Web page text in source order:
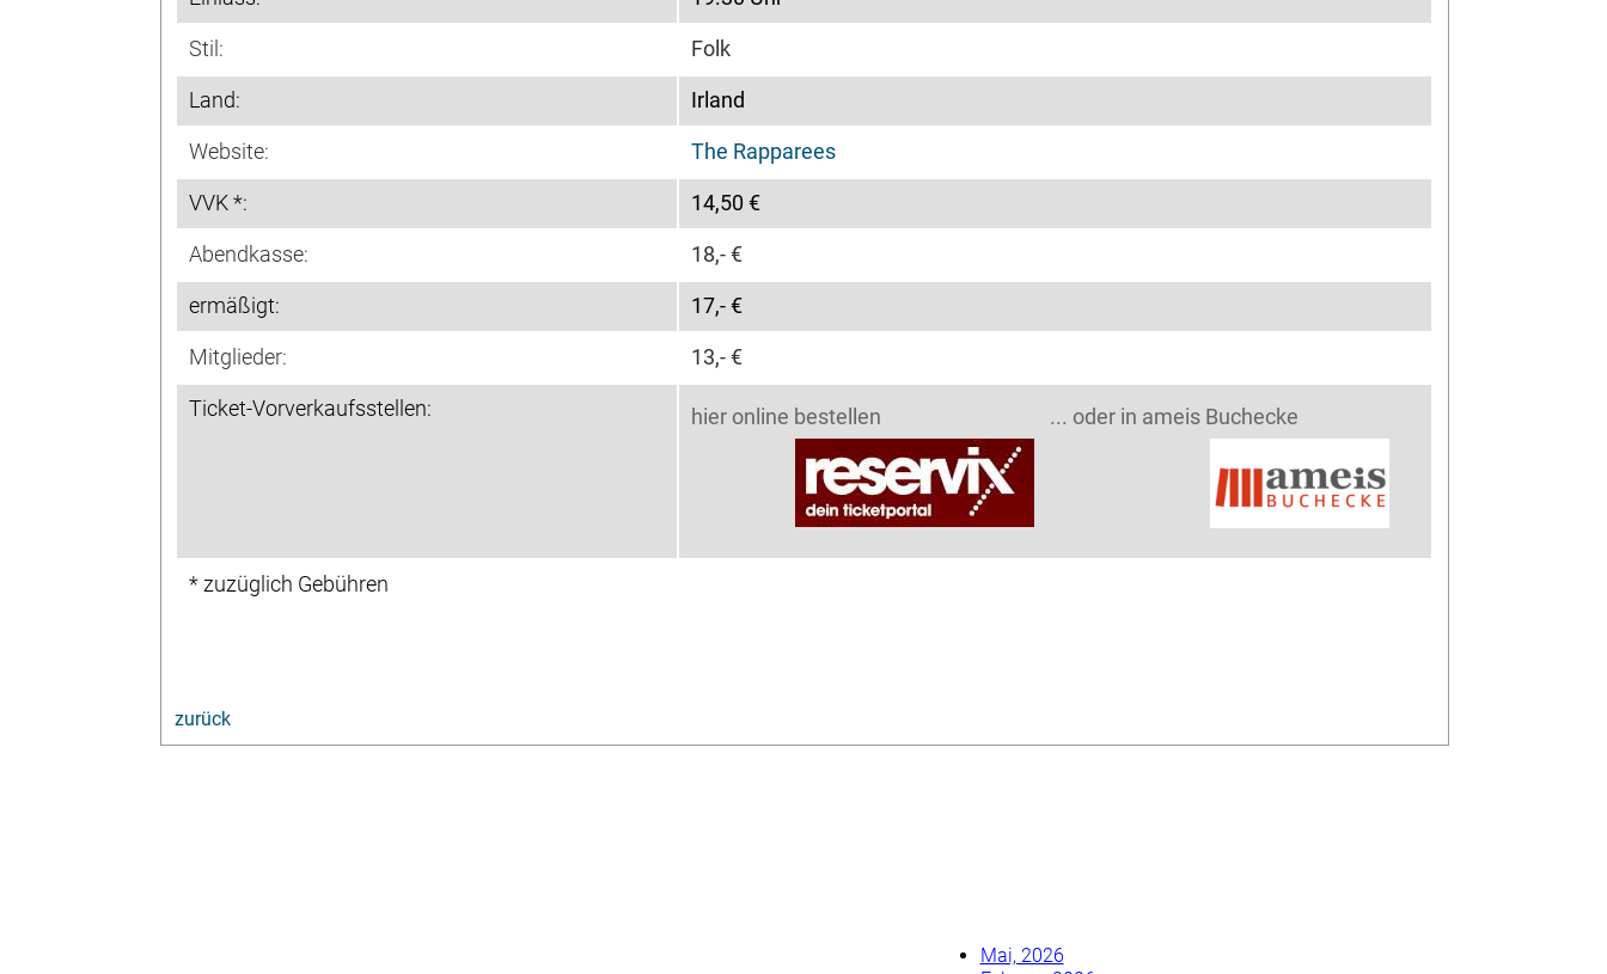
Stil: Folk
Land: Irland
Website: The Rapparees
VVK *: 14,50 €
Abendkasse: 18,- €
ermäßigt: 17,- €
Mitglieder: 13,- €
Ticket-Vorverkaufsstellen: hier online bestellen ... oder in ameis Buchecke
* zuzüglich Gebühren
zurück
Mai, 2026